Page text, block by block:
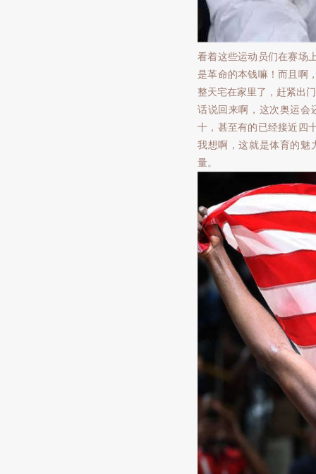
看着这些运动员们在赛场
是革命的本钱嘛！而且啊
整天宅在家里了，赶紧出
话说回来啊，这次奥运会
十，甚至有的已经接近四
我想啊，这就是体育的魅
量。